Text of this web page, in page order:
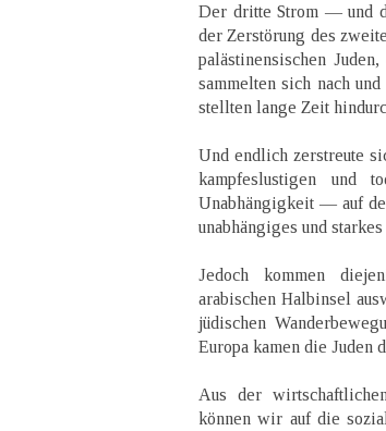
Der dritte Strom — und
der Zerstörung des
palästinensischen
sammelten sich nach
stellten lange Zeit
Und endlich zerstreute
kampfeslustigen und
Unabhängigkeit — auf
unabhängiges und
Jedoch kommen
arabischen Halbinsel
jüdischen
Europa kamen die Juden
Aus der
können wir auf die